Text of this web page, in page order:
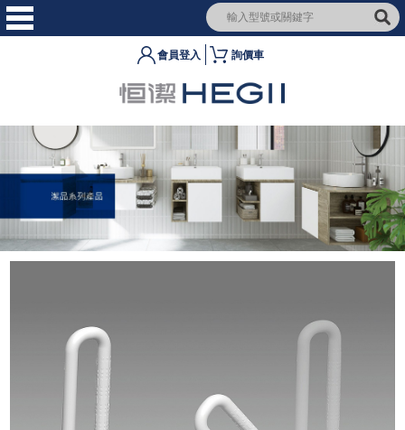
會員登入 詢價車